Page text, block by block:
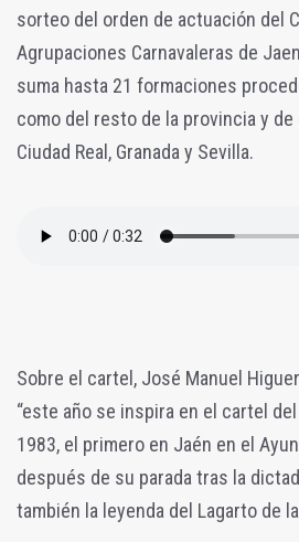
sorteo del orden de actuación del
Agrupaciones Carnavaleras de
suma hasta 21 formaciones
como del resto de la provincia y
Ciudad Real, Granada y Sevilla.
Sobre el cartel, José Manuel
“este año se inspira en el cartel
1983, el primero en Jaén en el
después de su parada tras la
también la leyenda del Lagarto de